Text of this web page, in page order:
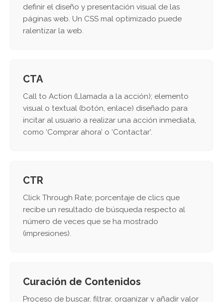
definir el diseño y presentación visual de las
páginas web. Un CSS mal optimizado puede
ralentizar la web.
CTA
Call to Action (Llamada a la acción); elemento
visual o textual (botón, enlace) diseñado para
incitar al usuario a realizar una acción inmediata,
como ‘Comprar ahora’ o ‘Contactar’.
CTR
Click Through Rate; porcentaje de clics que
recibe un resultado de búsqueda respecto al
número de veces que se ha mostrado
(impresiones).
Curación de Contenidos
Proceso de buscar, filtrar, organizar y añadir valor